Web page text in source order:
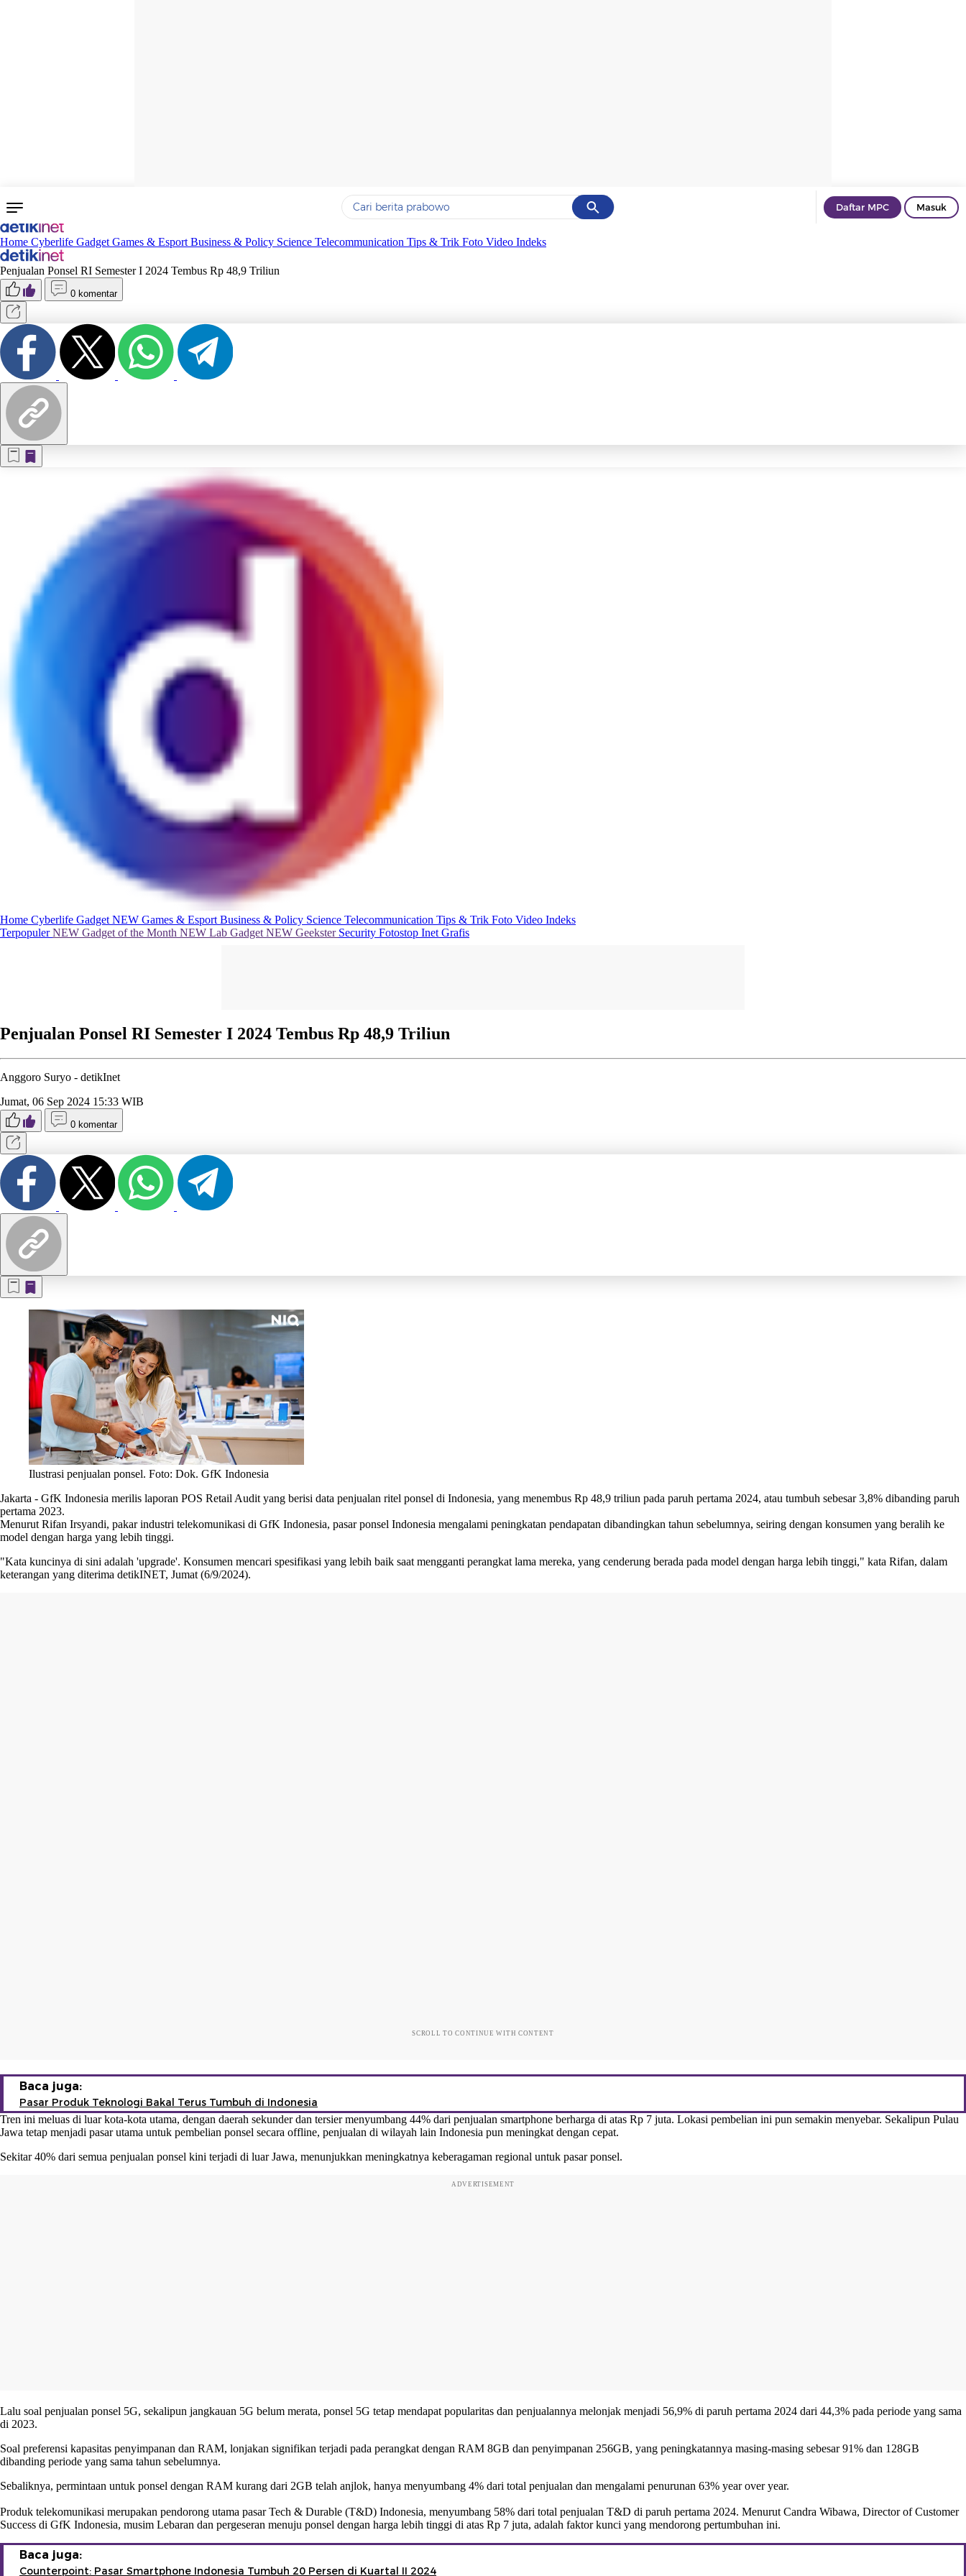
Cancel
Yang sedang ramai dicari
Terakhir yang dicari
Daftar MPC Masuk
Home Cyberlife Gadget Games & Esport Business & Policy Science Telecommunication Tips & Trik Foto Video Indeks
Penjualan Ponsel RI Semester I 2024 Tembus Rp 48,9 Triliun
0 komentar
Home Cyberlife Gadget NEW Games & Esport Business & Policy Science Telecommunication Tips & Trik Foto Video Indeks
TerpopulerNEW Gadget of the Month NEW Lab Gadget NEW Geekster Security Fotostop Inet Grafis
Penjualan Ponsel RI Semester I 2024 Tembus Rp 48,9 Triliun
Anggoro Suryo - detikInet
Jumat, 06 Sep 2024 15:33 WIB
0 komentar
Ilustrasi penjualan ponsel. Foto: Dok. GfK Indonesia
Jakarta - GfK Indonesia merilis laporan POS Retail Audit yang berisi data penjualan ritel ponsel di Indonesia, yang menembus Rp 48,9 triliun pada paruh pertama 2024, atau tumbuh sebesar 3,8% dibanding paruh
pertama 2023.
Menurut Rifan Irsyandi, pakar industri telekomunikasi di GfK Indonesia, pasar ponsel Indonesia mengalami peningkatan pendapatan dibandingkan tahun sebelumnya, seiring dengan konsumen yang beralih ke
model dengan harga yang lebih tinggi.
"Kata kuncinya di sini adalah 'upgrade'. Konsumen mencari spesifikasi yang lebih baik saat mengganti perangkat lama mereka, yang cenderung berada pada model dengan harga lebih tinggi," kata Rifan, dalam
keterangan yang diterima detikINET, Jumat (6/9/2024).
SCROLL TO CONTINUE WITH CONTENT
Baca juga:
Pasar Produk Teknologi Bakal Terus Tumbuh di Indonesia
Tren ini meluas di luar kota-kota utama, dengan daerah sekunder dan tersier menyumbang 44% dari penjualan smartphone berharga di atas Rp 7 juta. Lokasi pembelian ini pun semakin menyebar. Sekalipun Pulau
Jawa tetap menjadi pasar utama untuk pembelian ponsel secara offline, penjualan di wilayah lain Indonesia pun meningkat dengan cepat.
Sekitar 40% dari semua penjualan ponsel kini terjadi di luar Jawa, menunjukkan meningkatnya keberagaman regional untuk pasar ponsel.
ADVERTISEMENT
Lalu soal penjualan ponsel 5G, sekalipun jangkauan 5G belum merata, ponsel 5G tetap mendapat popularitas dan penjualannya melonjak menjadi 56,9% di paruh pertama 2024 dari 44,3% pada periode yang sama
di 2023.
Soal preferensi kapasitas penyimpanan dan RAM, lonjakan signifikan terjadi pada perangkat dengan RAM 8GB dan penyimpanan 256GB, yang peningkatannya masing-masing sebesar 91% dan 128GB
dibanding periode yang sama tahun sebelumnya.
Sebaliknya, permintaan untuk ponsel dengan RAM kurang dari 2GB telah anjlok, hanya menyumbang 4% dari total penjualan dan mengalami penurunan 63% year over year.
Produk telekomunikasi merupakan pendorong utama pasar Tech & Durable (T&D) Indonesia, menyumbang 58% dari total penjualan T&D di paruh pertama 2024. Menurut Candra Wibawa, Director of Customer
Success di GfK Indonesia, musim Lebaran dan pergeseran menuju ponsel dengan harga lebih tinggi di atas Rp 7 juta, adalah faktor kunci yang mendorong pertumbuhan ini.
Baca juga:
Counterpoint: Pasar Smartphone Indonesia Tumbuh 20 Persen di Kuartal II 2024